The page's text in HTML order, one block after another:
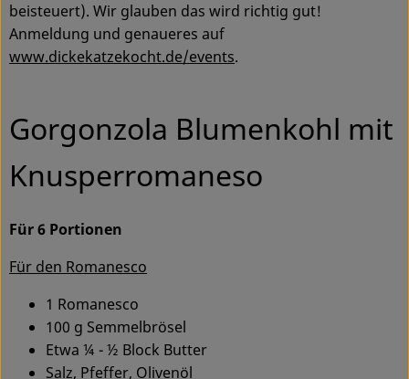
beisteuert). Wir glauben das wird richtig gut!
Anmeldung und genaueres auf
www.dickekatzekocht.de/events.
Gorgonzola Blumenkohl mit
Knusperromaneso
Für 6 Portionen
Für den Romanesco
1 Romanesco
100 g Semmelbrösel
Etwa ¼ - ½ Block Butter
Salz, Pfeffer, Olivenöl